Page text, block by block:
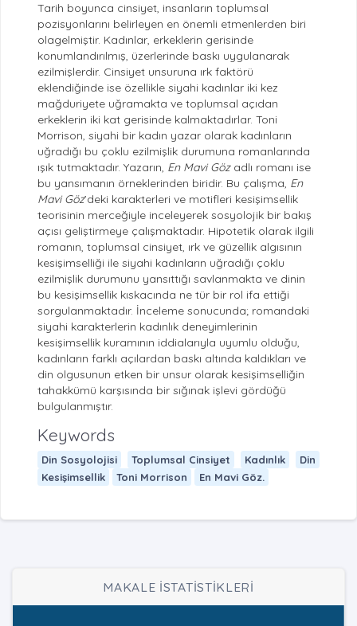
Tarih boyunca cinsiyet, insanların toplumsal
pozisyonlarını belirleyen en önemli etmenlerden biri
olagelmiştir. Kadınlar, erkeklerin gerisinde
konumlandırılmış, üzerlerinde baskı uygulanarak
ezilmişlerdir. Cinsiyet unsuruna ırk faktörü
eklendiğinde ise özellikle siyahi kadınlar iki kez
mağduriyete uğramakta ve toplumsal açıdan
erkeklerin iki kat gerisinde kalmaktadırlar. Toni
Morrison, siyahi bir kadın yazar olarak kadınların
uğradığı bu çoklu ezilmişlik durumuna romanlarında
ışık tutmaktadır. Yazarın, En Mavi Gözadlı romanı ise
bu yansımanın örneklerinden biridir. Bu çalışma, En
Mavi Göz’deki karakterleri ve motifleri kesişimsellik
teorisinin merceğiyle inceleyerek sosyolojik bir bakış
açısı geliştirmeye çalışmaktadır. Hipotetik olarak ilgili
romanın, toplumsal cinsiyet, ırk ve güzellik algısının
kesişimselliği ile siyahi kadınların uğradığı çoklu
ezilmişlik durumunu yansıttığı savlanmakta ve dinin
bu kesişimsellik kıskacında ne tür bir rol ifa ettiği
sorgulanmaktadır. İnceleme sonucunda; romandaki
siyahi karakterlerin kadınlık deneyimlerinin
kesişimsellik kuramının iddialarıyla uyumlu olduğu,
kadınların farklı açılardan baskı altında kaldıkları ve
din olgusunun etken bir unsur olarak kesişimselliğin
tahakkümü karşısında bir sığınak işlevi gördüğü
bulgulanmıştır.
Keywords
Din Sosyolojisi Toplumsal Cinsiyet Kadınlık
Din
Kesişimsellik
Toni Morrison En Mavi Göz.
MAKALE İSTATİSTİKLERİ